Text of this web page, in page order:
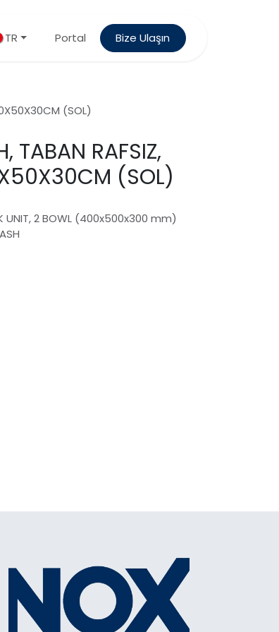
TR Portal Bize Ulaşın
(SOL)
TABAN RAFSIZ,
(SOL)
UNIT, 2 BOWL (400x500x300 mm)